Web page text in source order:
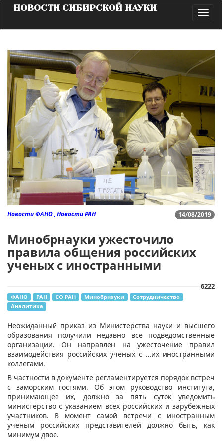
НОВОСТИ СИБИРСКОЙ НАУКИ
14/08/2019
Новости ФАНО , Новости РАН
Минобрнауки ужесточило
правила общения российских
ученых с иностранными
6222
ФАНО РАН СО РАН Минобрнауки
Сотрудничество
Аналитика
Неожиданный приказ из Министерства науки и высшего
образования получили недавно все подведомственные
организации. Он направлен на ужесточение правил
взаимодействия российских ученых с …их иностранными
коллегами.
В частности в документе регламентируется порядок встреч
с заморским гостями. Об этом руководство института,
принимающее их, должно за пять суток уведомить
министерство с указанием всех российских и зарубежных
участников. В момент самой встречи с иностранным
ученым российских представителей должно быть, как
минимум двое.